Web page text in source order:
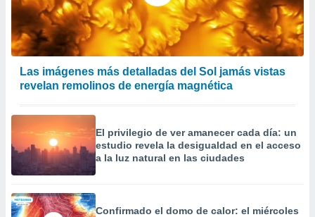
e
mediante
publicidad
publicidad
de
1199
Las imágenes más detalladas del Sol jamás vistas
revelan remolinos de energía magnética
El privilegio de ver amanecer cada día: un
estudio revela la desigualdad en el acceso
a la luz natural en las ciudades
Confirmado el domo de calor: el miércoles